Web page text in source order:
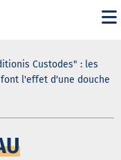
Custodes" : les
l'effet d'une douche